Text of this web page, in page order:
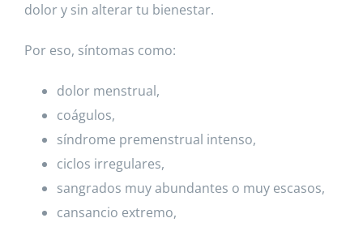
dolor y sin alterar tu bienestar.
Por eso, síntomas como:
dolor menstrual,
coágulos,
síndrome premenstrual intenso,
ciclos irregulares,
sangrados muy abundantes o muy escasos,
cansancio extremo,